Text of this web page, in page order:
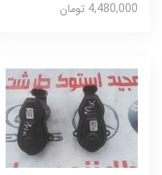
4,480,000 تومان